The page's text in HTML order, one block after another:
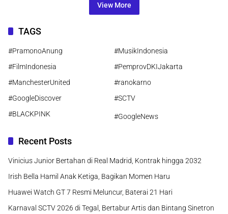
View More
TAGS
#PramonoAnung
#MusikIndonesia
#FilmIndonesia
#PemprovDKIJakarta
#ManchesterUnited
#ranokarno
#GoogleDiscover
#SCTV
#BLACKPINK
#GoogleNews
Recent Posts
Vinicius Junior Bertahan di Real Madrid, Kontrak hingga 2032
Irish Bella Hamil Anak Ketiga, Bagikan Momen Haru
Huawei Watch GT 7 Resmi Meluncur, Baterai 21 Hari
Karnaval SCTV 2026 di Tegal, Bertabur Artis dan Bintang Sinetron